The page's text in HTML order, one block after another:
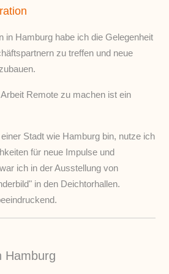
in Hamburg habe ich die Gelegenheit
zu treffen und neue
Remote zu machen ist ein
Stadt wie Hamburg bin, nutze ich
für neue Impulse und
ich in der Ausstellung von
in den Deichtorhallen.
Hamburg